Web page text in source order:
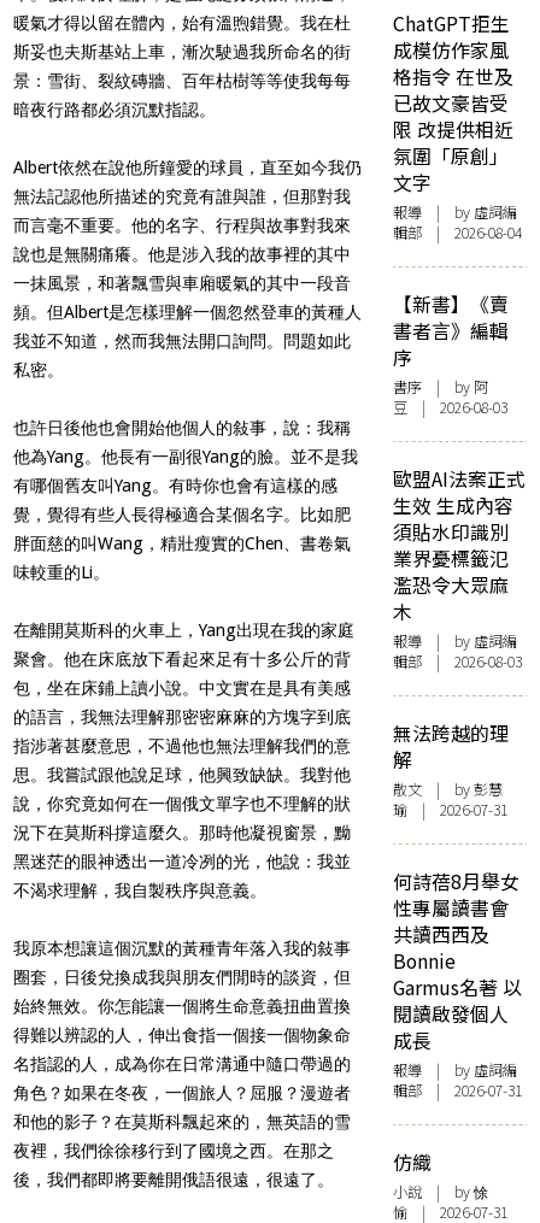
暖氣才得以留在體內，始有溫煦錯覺。我在杜
斯妥也夫斯基站上車，漸次駛過我所命名的街
景：雪街、裂紋磚牆、百年枯樹等等使我每每
暗夜行路都必須沉默指認。
Albert依然在說他所鐘愛的球員，直至如今我仍
無法記認他所描述的究竟有誰與誰，但那對我
而言毫不重要。他的名字、行程與故事對我來
說也是無關痛癢。他是涉入我的故事裡的其中
一抹風景，和著飄雪與車廂暖氣的其中一段音
頻。但Albert是怎樣理解一個忽然登車的黃種人
我並不知道，然而我無法開口詢問。問題如此
私密。
也許日後他也會開始他個人的敍事，說：我稱
他為Yang。他長有一副很Yang的臉。並不是我
有哪個舊友叫Yang。有時你也會有這樣的感
覺，覺得有些人長得極適合某個名字。比如肥
胖面慈的叫Wang，精壯瘦實的Chen、書卷氣
味較重的Li。
在離開莫斯科的火車上，Yang出現在我的家庭
聚會。他在床底放下看起來足有十多公斤的背
包，坐在床鋪上讀小說。中文實在是具有美感
的語言，我無法理解那密密麻麻的方塊字到底
指涉著甚麼意思，不過他也無法理解我們的意
思。我嘗試跟他說足球，他興致缺缺。我對他
說，你究竟如何在一個俄文單字也不理解的狀
況下在莫斯科撐這麼久。那時他凝視窗景，黝
黑迷茫的眼神透出一道冷冽的光，他說：我並
不渴求理解，我自製秩序與意義。
我原本想讓這個沉默的黃種青年落入我的敍事
圈套，日後兌換成我與朋友們閒時的談資，但
始終無效。你怎能讓一個將生命意義扭曲置換
得難以辨認的人，伸出食指一個接一個物象命
名指認的人，成為你在日常溝通中隨口帶過的
角色？如果在冬夜，一個旅人？屈服？漫遊者
和他的影子？在莫斯科飄起來的，無英語的雪
夜裡，我們徐徐移行到了國境之西。在那之
後，我們都即將要離開俄語很遠，很遠了。
ChatGPT拒生
成模仿作家風
格指令 在世及
已故文豪皆受
限 改提供相近
氛圍「原創」
文字
報導 | by 虛詞編
輯部 | 2026-08-04
【新書】《賣
書者言》編輯
序
書序 | by 阿
豆 | 2026-08-03
歐盟AI法案正式
生效 生成內容
須貼水印識別
業界憂標籤氾
濫恐令大眾麻
木
報導 | by 虛詞編
輯部 | 2026-08-03
無法跨越的理
解
散文 | by 彭慧
瑜 | 2026-07-31
何詩蓓8月舉女
性專屬讀書會
共讀西西及
Bonnie
Garmus名著 以
閱讀啟發個人
成長
報導 | by 虛詞編
輯部 | 2026-07-31
仿織
小說 | by 悇
愉 | 2026-07-31